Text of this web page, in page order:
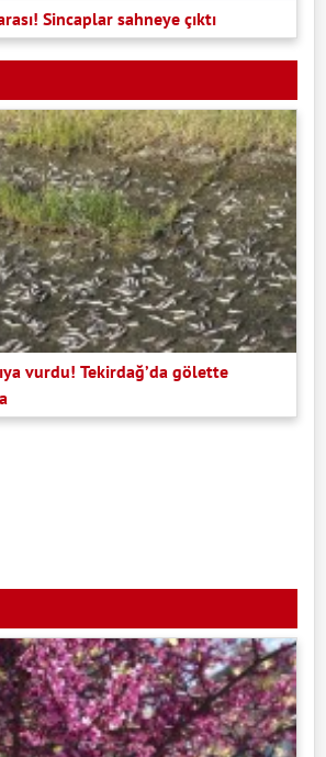
Sincaplar sahneye çıktı
vurdu! Tekirdağ’da gölette